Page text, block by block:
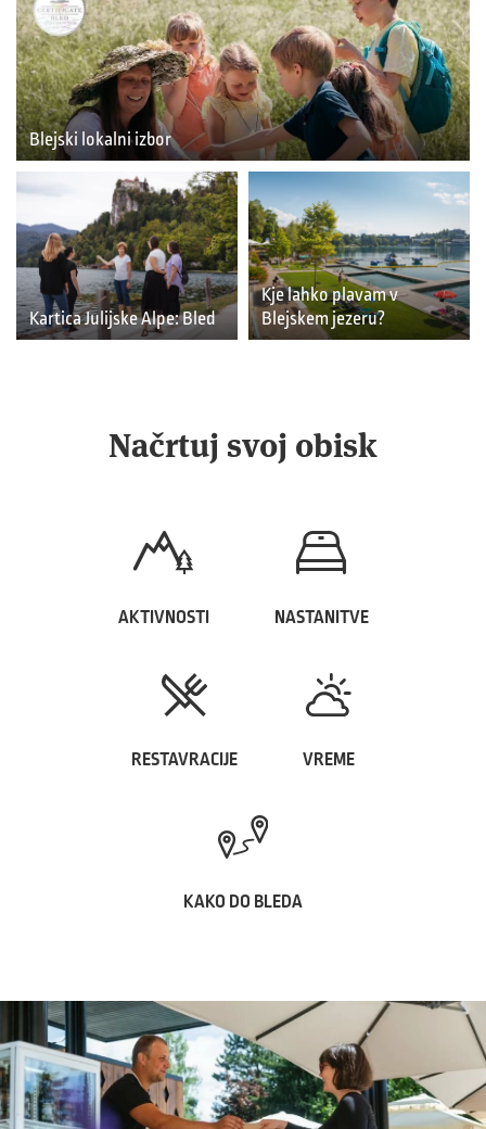
Blejski lokalni izbor
Kartica Julijske Alpe: Bled
Kje lahko plavam v
Blejskem jezeru?
Načrtuj svoj obisk
AKTIVNOSTI NASTANITVE
RESTAVRACIJE VREME
KAKO DO BLEDA